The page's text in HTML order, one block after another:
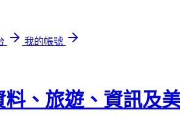
我的帳號
料、旅遊、資訊及